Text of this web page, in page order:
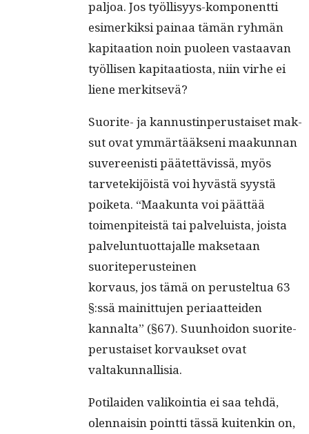
paljoa. Jos työl­lisyys-kom­po­nent­ti
esimerkik­si painaa tämän ryh­män
kap­i­taa­tion noin puoleen vas­taa­van
työl­lisen kap­i­taa­tios­ta, niin virhe ei
liene merkitsevä?
Suorite- ja kan­nustin­pe­rus­taiset mak­
sut ovat ymmärtääk­seni maakun­nan
suvereenisti päätet­tävis­sä, myös
tarvetek­i­jöistä voi hyvästä syys­tä
poike­ta. “Maakun­ta voi päät­tää
toimen­piteistä tai palveluista, joista
palvelun­tuot­ta­jalle mak­se­taan
suoriteperusteinen
kor­vaus, jos tämä on perustel­tua 63
§:ssä mainit­tu­jen peri­aat­tei­den
kannal­ta” (§67). Suun­hoidon suorite­
pe­rus­taiset kor­vauk­set ovat
valtakunnallisia.
Poti­laiden valikoin­tia ei saa tehdä,
olen­naisin point­ti tässä kuitenkin on,